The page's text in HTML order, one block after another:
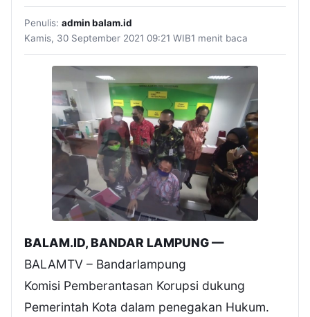
Penulis: admin balam.id
Kamis, 30 September 2021 09:21 WIB1 menit baca
BALAM.ID, BANDAR LAMPUNG —
BALAMTV – Bandarlampung
Komisi Pemberantasan Korupsi dukung
Pemerintah Kota dalam penegakan Hukum.